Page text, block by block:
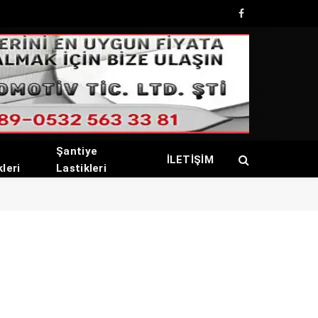
Facebook
Şantiye
Lastikleri
İLETİŞİM